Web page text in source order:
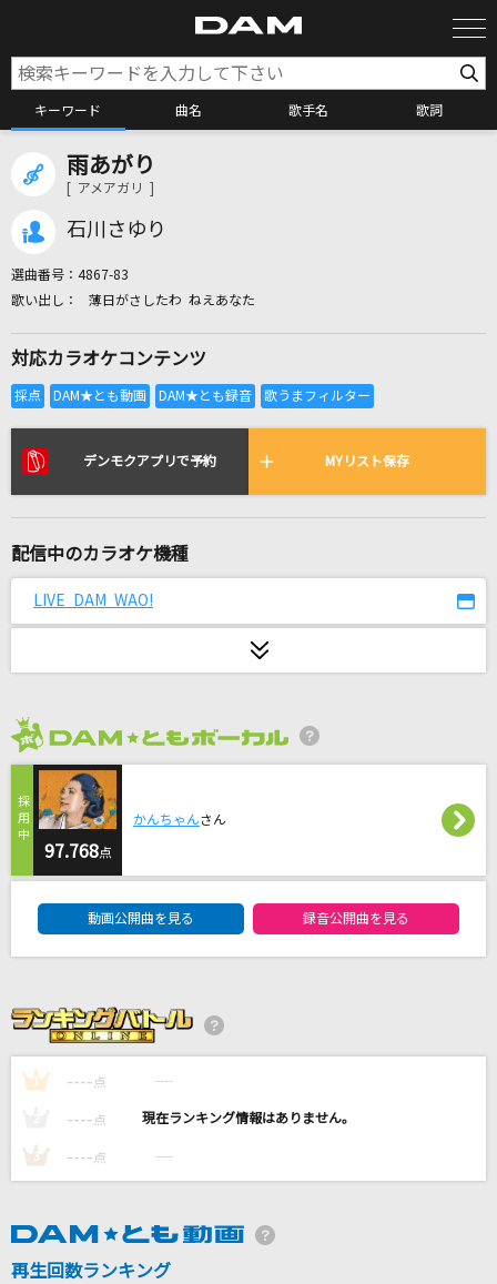
キーワード 曲名 歌手名 歌詞
全国りれき
リアルタイムで歌われている曲の一覧
負け犬にアンコールはいらない
メタボリックOh!ハルマゲドン
スキマスイッチ
A HAPPY RAINY DAY
[生音]インフェルノ(アニメ映像 Ver.)
Mrs. GREEN APPLE
Missing You
MY FIRST STORY
PAPARAZZI
少女時代
よあけのうた
恋の終わりの名古屋にひとり
雨あがり
[ アメアガリ ]
石川さゆり
選曲番号： 4867-83
薄日がさしたわ ねえあなた
対応カラオケコンテンツ
デンモクアプリで予約 MYリスト保存
配信中のカラオケ機種
LIVE DAM WAO!
97.768点
かんちゃんさん
動画公開曲を見る 録音公開曲を見る
1 ---- 点 ----
---- 点 ----
3 ---- 点 ----
再生回数ランキング